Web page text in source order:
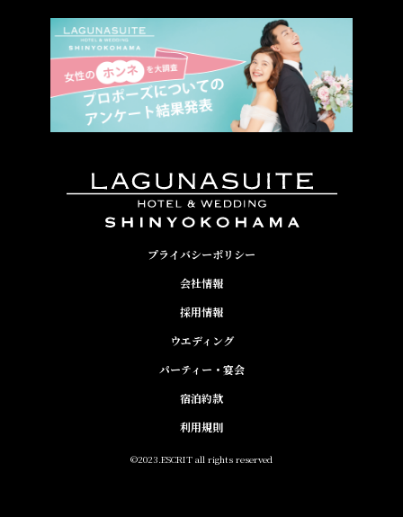
プライバシーポリシー
会社情報
採用情報
ウエディング
パーティー・宴会
宿泊約款
利用規則
©2023.ESCRIT all rights reserved